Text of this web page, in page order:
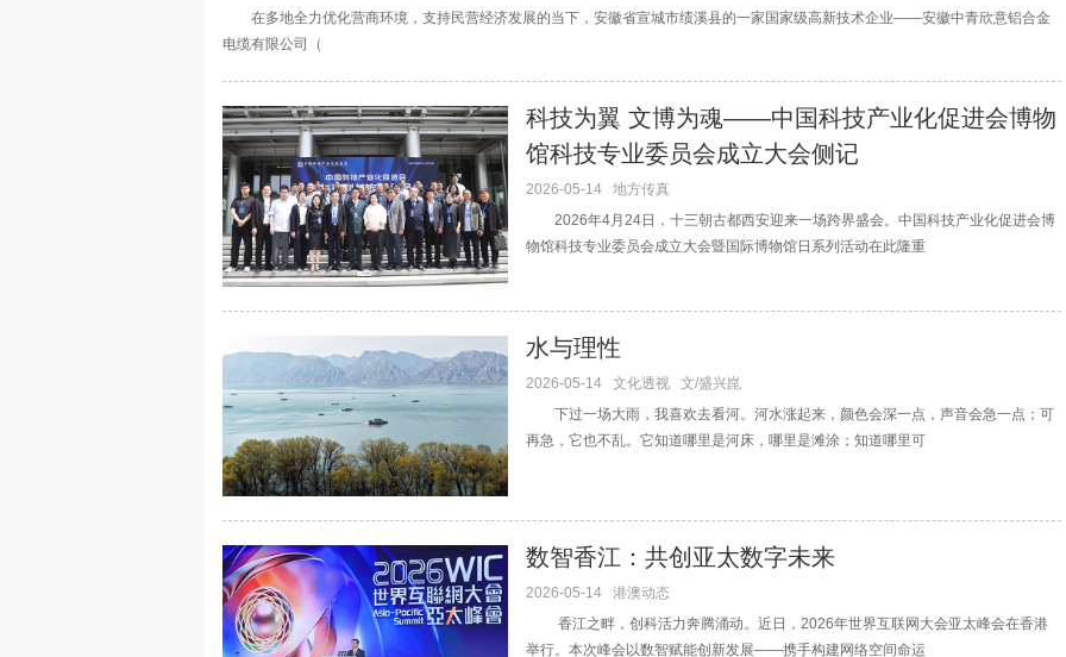
在多地全力优化营商环境，支持民营经济发展的当下，安徽省宣城市绩溪县的一家国家级高新技术企业——安徽中青欣意铝合金
电缆有限公司（
科技为翼 文博为魂——中国科技产业化促进会博物
馆科技专业委员会成立大会侧记
2026-05-14
地方传真
2026年4月24日，十三朝古都西安迎来一场跨界盛会。中国科技产业化促进会博
物馆科技专业委员会成立大会暨国际博物馆日系列活动在此隆重
水与理性
2026-05-14 文化透视
文/盛兴崑
下过一场大雨，我喜欢去看河。河水涨起来，颜色会深一点，声音会急一点；可
再急，它也不乱。它知道哪里是河床，哪里是滩涂；知道哪里可
数智香江：共创亚太数字未来
2026-05-14
港澳动态
香江之畔，创科活力奔腾涌动。近日，2026年世界互联网大会亚太峰会在香港
举行。本次峰会以数智赋能创新发展——携手构建网络空间命运